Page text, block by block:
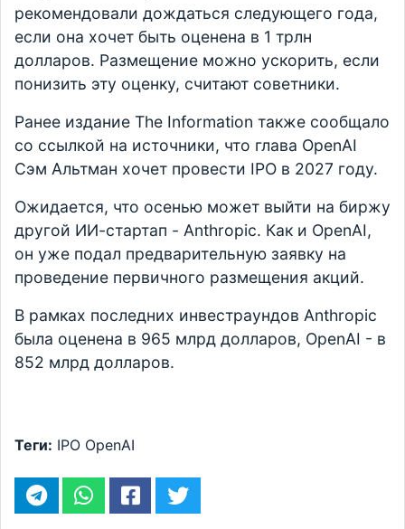
рекомендовали дождаться следующего года,
если она хочет быть оценена в 1 трлн
долларов. Размещение можно ускорить, если
понизить эту оценку, считают советники.
Ранее издание The Information также сообщало
со ссылкой на источники, что глава OpenAI
Сэм Альтман хочет провести IPO в 2027 году.
Ожидается, что осенью может выйти на биржу
другой ИИ-стартап - Anthropic. Как и OpenAI,
он уже подал предварительную заявку на
проведение первичного размещения акций.
В рамках последних инвестраундов Anthropic
была оценена в 965 млрд долларов, OpenAI - в
852 млрд долларов.
Теги: IPO OpenAI